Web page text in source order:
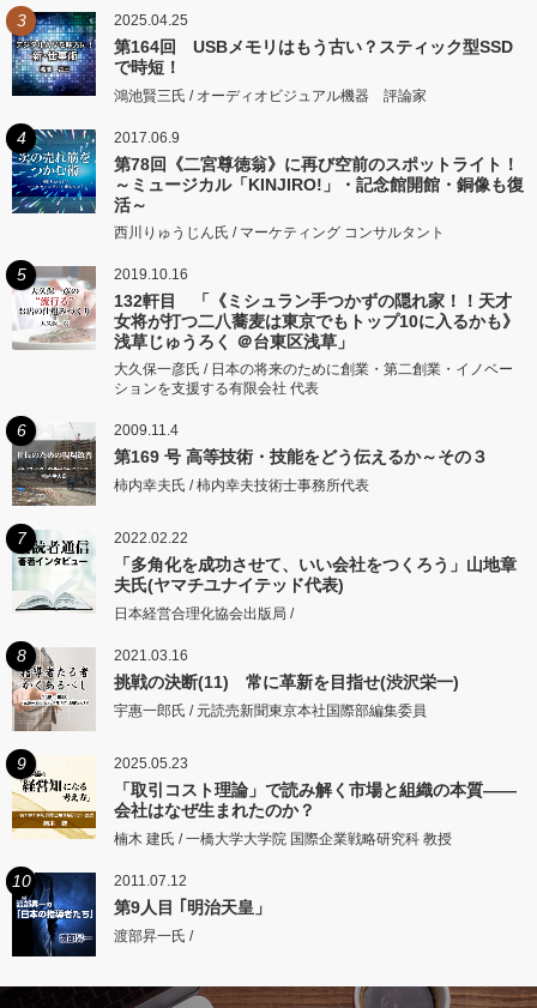
3 2025.04.25
第164回 USBメモリはもう古い？スティック型SSD
で時短！
鴻池賢三氏 / オーディオビジュアル機器 評論家
4 2017.06.9
第78回《二宮尊徳翁》に再び空前のスポットライト！
～ミュージカル「KINJIRO!」・記念館開館・銅像も復
活～
西川りゅうじん氏 / マーケティング コンサルタント
5 2019.10.16
132軒目 「《ミシュラン手つかずの隠れ家！！天才
女将が打つ二八蕎麦は東京でもトップ10に入るかも》
浅草じゅうろく ＠台東区浅草」
大久保一彦氏 / 日本の将来のために創業・第二創業・イノベー
ションを支援する有限会社 代表
6 2009.11.4
第169 号 高等技術・技能をどう伝えるか～その３
柿内幸夫氏 / 柿内幸夫技術士事務所代表
7 2022.02.22
「多角化を成功させて、いい会社をつくろう」山地章
夫氏(ヤマチユナイテッド代表)
日本経営合理化協会出版局 /
8 2021.03.16
挑戦の決断(11) 常に革新を目指せ(渋沢栄一)
宇惠一郎氏 / 元読売新聞東京本社国際部編集委員
9 2025.05.23
「取引コスト理論」で読み解く市場と組織の本質――
会社はなぜ生まれたのか？
楠木 建氏 / 一橋大学大学院 国際企業戦略研究科 教授
10 2011.07.12
第9人目 ｢明治天皇」
渡部昇一氏 /